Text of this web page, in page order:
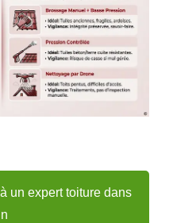
un expert toiture dans